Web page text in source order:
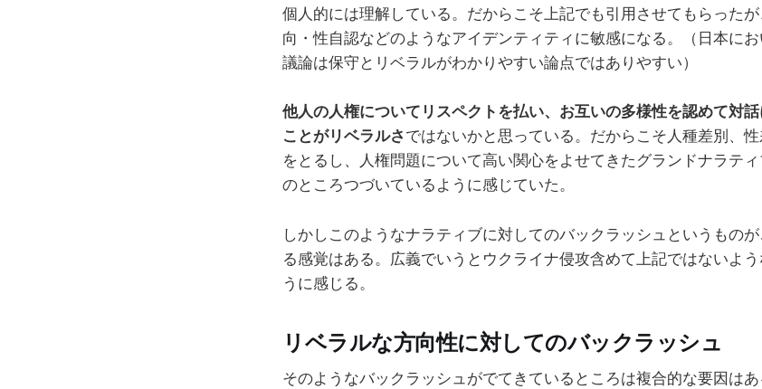
個人的には理解している。だからこそ上記でも引用させてもらった
向・性自認などのようなアイデンティティに敏感になる。（日本に
議論は保守とリベラルがわかりやすい論点ではありやすい）
他人の人権についてリスペクトを払い、お互いの多様性を認めて対
ことがリベラルさ ではないかと思っている。だからこそ人種差別、
をとるし、人権問題について高い関心をよせてきたグランドナラテ
のところつづいているように感じていた。
しかしこのようなナラティブに対してのバックラッシュというもの
る感覚はある。広義でいうとウクライナ侵攻含めて上記ではないよ
うに感じる。
リベラルな方向性に対してのバックラッシュ
そのようなバックラッシュがでてきているところは複合的な要因はあ